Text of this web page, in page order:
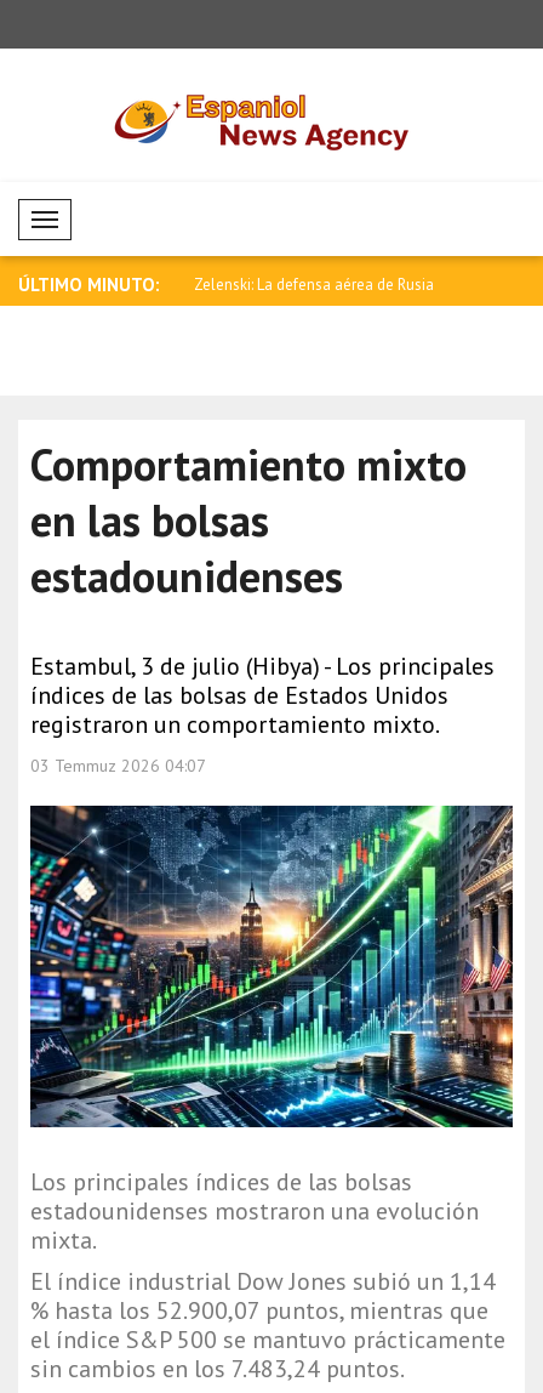
Mobil Menü
ÚLTIMO MINUTO:
aumentarse la presión Zelenski: La defensa aérea de Rusia
Comportamiento mixto
en las bolsas
estadounidenses
Estambul, 3 de julio (Hibya) - Los principales
índices de las bolsas de Estados Unidos
registraron un comportamiento mixto.
03 Temmuz 2026 04:07
Los principales índices de las bolsas
estadounidenses mostraron una evolución
mixta.
El índice industrial Dow Jones subió un 1,14
% hasta los 52.900,07 puntos, mientras que
el índice S&P 500 se mantuvo prácticamente
sin cambios en los 7.483,24 puntos.